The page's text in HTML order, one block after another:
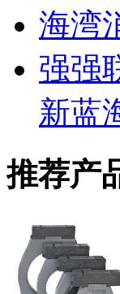
海湾
强强
新蓝
推荐产